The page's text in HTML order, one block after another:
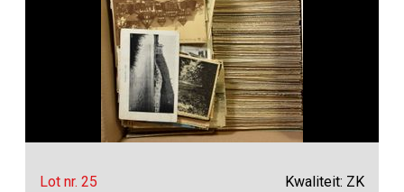
Lot nr. 25 Kwaliteit: ZK